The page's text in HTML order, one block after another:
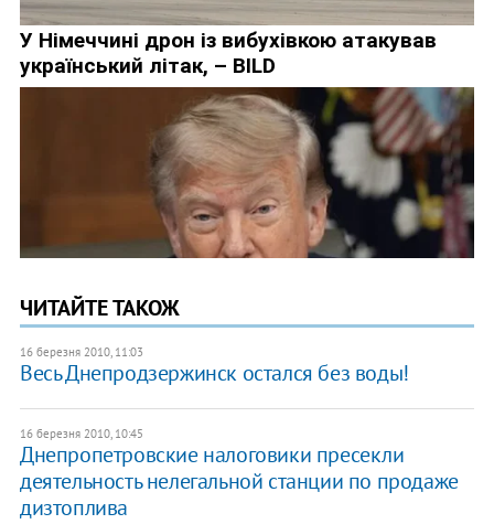
ЧИТАЙТЕ ТАКОЖ
16 березня 2010, 11:03
Весь Днепродзержинск остался без воды!
16 березня 2010, 10:45
Днепропетровские налоговики пресекли
деятельность нелегальной станции по продаже
дизтоплива